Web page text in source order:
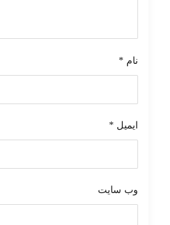
نام*
ایمیل*
وب‌ سایت